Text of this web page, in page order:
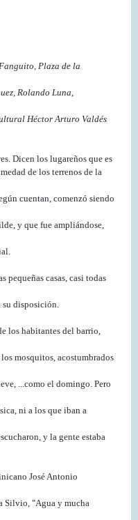
Plaza de la
Rolando Luna,
Héctor Arturo Valdés
Dicen los lugareños que es
de los terrenos de la
cuentan, comenzó siendo
y que fue ampliándose,
pequeñas casas, casi todas
su disposición.
los habitantes del barrio,
mosquitos, acostumbrados
...como el domingo. Pero
ni a los que iban a
y la gente estaba
José Antonio
Silvio, "Agua y mucha